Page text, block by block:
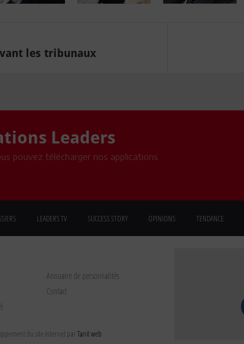
les tribunaux
Leaders
pouvez télécharger nos applications
LEADERS TV SUCCESS STORY OPINIONS TENDANCE
Annuaire de personnalités
Contact
du site internet parTanit web